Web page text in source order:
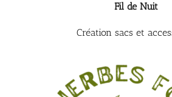
Fil de Nuit
Création sacs et